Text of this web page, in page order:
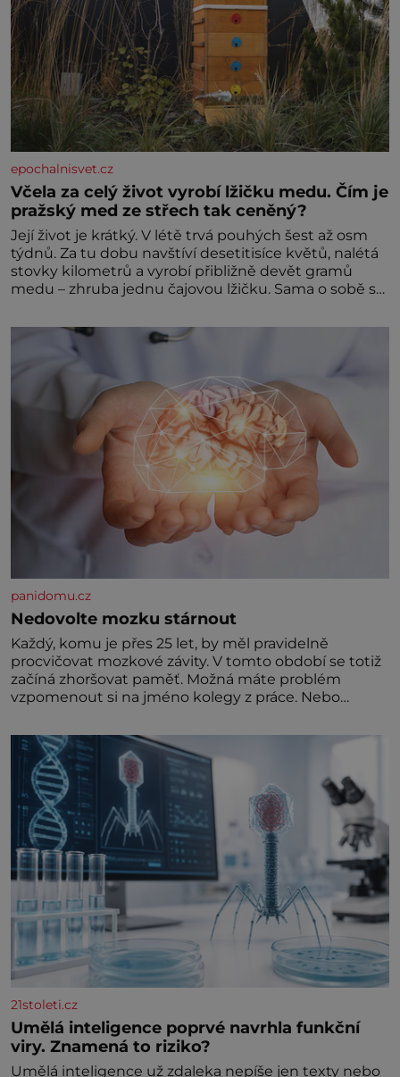
epochalnisvet.cz
Včela za celý život vyrobí lžičku medu. Čím je
pražský med ze střech tak ceněný?
Její život je krátký. V létě trvá pouhých šest až osm
týdnů. Za tu dobu navštíví desetitisíce květů, nalétá
stovky kilometrů a vyrobí přibližně devět gramů
medu – zhruba jednu čajovou lžičku. Sama o sobě se
dalšími desítkami tisíc příslušnic svého včelstva,
vznikne jeden z nejdokonalejších organismů
panidomu.cz
Nedovolte mozku stárnout
Každý, komu je přes 25 let, by měl pravidelně
procvičovat mozkové závity. V tomto období se totiž
začíná zhoršovat paměť. Možná máte problém
vzpomenout si na jméno kolegy z práce. Nebo
nedávno přečetli. Je to opravdu tak, s věkem jako
kdyby se paměť rozhodla stávkovat. Cvičte
21stoleti.cz
Umělá inteligence poprvé navrhla funkční
viry. Znamená to riziko?
Umělá inteligence už zdaleka nepíše jen texty nebo